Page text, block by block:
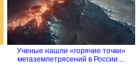
Ученые нашли «горячие точки»
мегаземлетрясений в России....